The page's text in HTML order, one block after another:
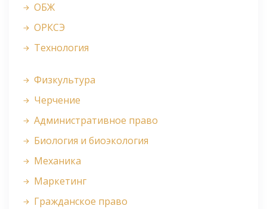
ОБЖ
ОРКСЭ
Технология
Физкультура
Черчение
Административное право
Биология и биоэкология
Механика
Маркетинг
Гражданское право